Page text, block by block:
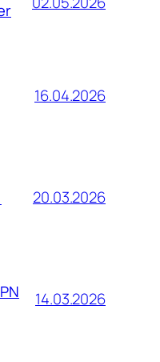
16.04.2026
20.03.2026
14.03.2026